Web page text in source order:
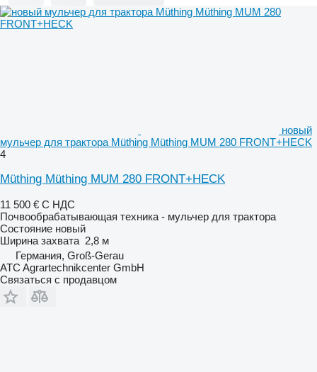
новый
мульчер для трактора Müthing Müthing MUM 280 FRONT+HECK
4
Müthing Müthing MUM 280 FRONT+HECK
11 500 € С НДС
Почвообрабатывающая техника - мульчер для трактора
Состояние новый
Ширина захвата 2,8 м
Германия, Groß-Gerau
ATC Agrartechnikcenter GmbH
Связаться с продавцом